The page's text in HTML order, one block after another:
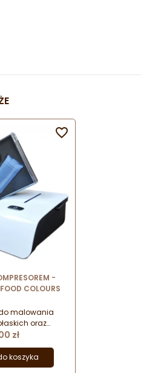
-
COLOURS
malowania
oraz
precyzyjne
najbardziej
kształtów.
zł
koszyka
